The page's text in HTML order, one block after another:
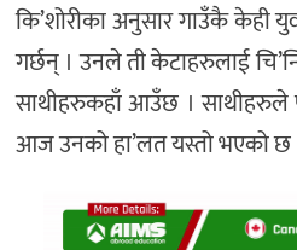
कि’शोरीका अनुसार गाउँकै केही
गर्छन् । उनले ती केटाहरुलाई
साथीहरुकहाँ आउँछ । साथीहरुले
आज उनको हा’लत यस्तो भएको छ